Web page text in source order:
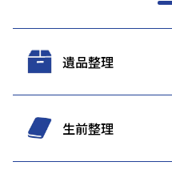
遺品整理
生前整理